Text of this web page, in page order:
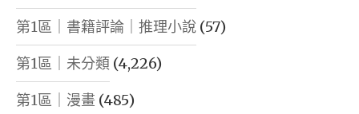
第1區｜書籍評論｜推理小說 (57)
第1區｜未分類 (4,226)
第1區｜漫畫 (485)